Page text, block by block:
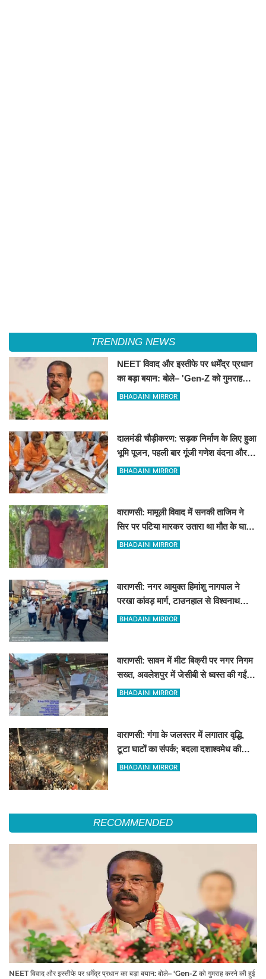
TRENDING NEWS
NEET विवाद और इस्तीफे पर धर्मेंद्र प्रधान
का बड़ा बयान: बोले– 'Gen-Z को गुमराह
करने की हुई कोशिश'
BHADAINI MIRROR
दालमंडी चौड़ीकरण: सड़क निर्माण के लिए हुआ
भूमि पूजन, पहली बार गूंजी गणेश वंदना और
'हर-हर महादेव' का उद्घोष
BHADAINI MIRROR
वाराणसी: मामूली विवाद में सनकी ताजिम ने
सिर पर पटिया मारकर उतारा था मौत के घाट,
पत्नी रहती है मायके, जानें पूरा घटनाक्रम
BHADAINI MIRROR
वाराणसी: नगर आयुक्त हिमांशु नागपाल ने
परखा कांवड़ मार्ग, टाउनहाल से विश्वनाथ
मंदिर तक किया पैदल और गोल्फ कार्ट से
BHADAINI MIRROR
वाराणसी: सावन में मीट बिक्री पर नगर निगम
सख्त, अवलेशपुर में जेसीबी से ध्वस्त की गईं
12 दुकानें
BHADAINI MIRROR
वाराणसी: गंगा के जलस्तर में लगातार वृद्धि,
टूटा घाटों का संपर्क; बदला दशाश्वमेध की
विश्वप्रसिद्ध महाआरती का स्थान
BHADAINI MIRROR
RECOMMENDED
NEET विवाद और इस्तीफे पर धर्मेंद्र प्रधान का बड़ा बयान: बोले– 'Gen-Z को गुमराह करने की हुई